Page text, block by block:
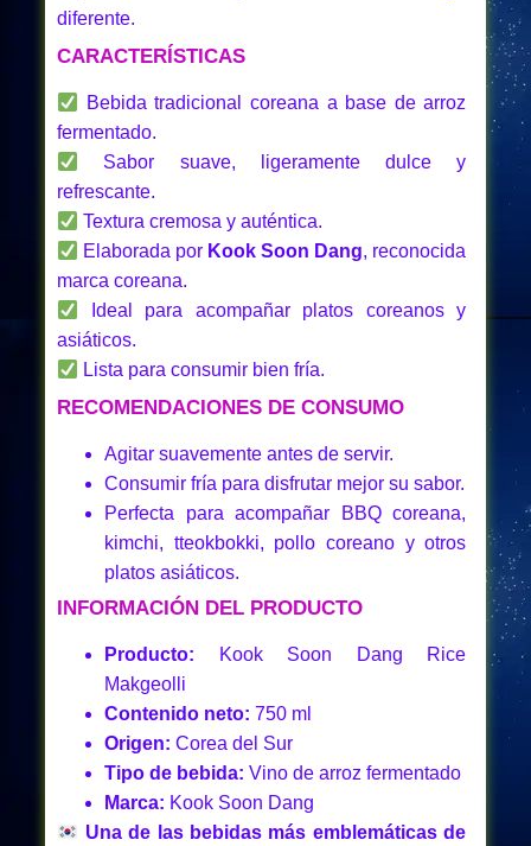
diferente.
CARACTERÍSTICAS
Bebida tradicional coreana a base de arroz
fermentado.
Sabor suave, ligeramente dulce y
refrescante.
Textura cremosa y auténtica.
Elaborada por Kook Soon Dang, reconocida
marca coreana.
Ideal para acompañar platos coreanos y
asiáticos.
Lista para consumir bien fría.
RECOMENDACIONES DE CONSUMO
Agitar suavemente antes de servir.
Consumir fría para disfrutar mejor su sabor.
Perfecta para acompañar BBQ coreana,
kimchi, tteokbokki, pollo coreano y otros
platos asiáticos.
INFORMACIÓN DEL PRODUCTO
Producto: Kook Soon Dang Rice
Makgeolli
Contenido neto: 750 ml
Origen: Corea del Sur
Tipo de bebida: Vino de arroz fermentado
Marca: Kook Soon Dang
Una de las bebidas más emblemáticas de